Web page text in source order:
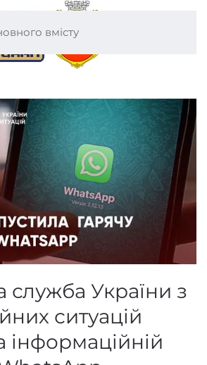
вмісту
України з
ситуацій
інформаційній